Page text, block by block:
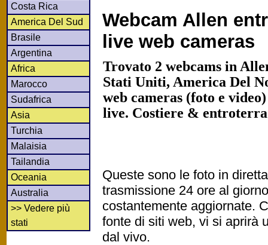
Costa Rica
America Del Sud
Brasile
Argentina
Africa
Marocco
Sudafrica
Asia
Turchia
Malaisia
Tailandia
Oceania
Australia
>> Vedere più
stati
Webcam Allen
live web cameras
Trovato 2 webcams in
Stati Uniti, America Del
web cameras (foto e
live. Costiere & entroterra
Queste sono le foto in
trasmissione 24 ore al
costantemente aggiornate.
fonte di siti web, vi si aprirà
dal vivo.